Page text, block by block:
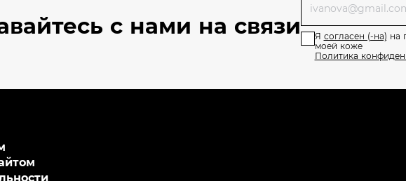
с нами на связи Я согласен (-на) на
моей коже
Политика